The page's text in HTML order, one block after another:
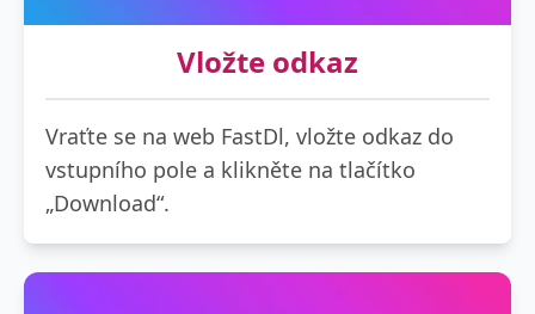
Vložte odkaz
Vraťte se na web FastDl, vložte odkaz do
vstupního pole a klikněte na tlačítko
„Download“.